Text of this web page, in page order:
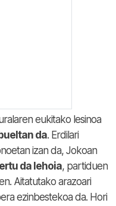
eukitako lesinoa
da. Erdilari
izan da, Jokoan
da lehoia, partiduen
Aitatutako arazoari
ezinbestekoa da. Hori